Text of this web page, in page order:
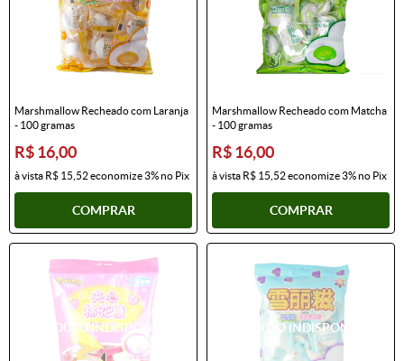
Marshmallow Recheado com Laranja
- 100 gramas
R$ 16,00
à vista R$ 15,52economize3%no Pix
COMPRAR
Marshmallow Recheado com Matcha
- 100 gramas
R$ 16,00
à vista R$ 15,52economize3%no Pix
COMPRAR